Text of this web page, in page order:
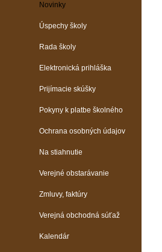
Novinky
Úspechy školy
Rada školy
Elektronická prihláška
Prijímacie skúšky
Pokyny k platbe školného
Ochrana osobných údajov
Na stiahnutie
Verejné obstarávanie
Zmluvy, faktúry
Verejná obchodná súťaž
Kalendár